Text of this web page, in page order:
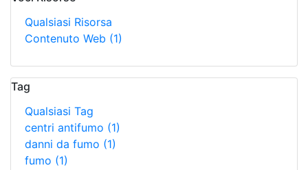
Qualsiasi Risorsa
Contenuto Web (1)
Tag
Qualsiasi Tag
centri antifumo (1)
danni da fumo (1)
fumo (1)